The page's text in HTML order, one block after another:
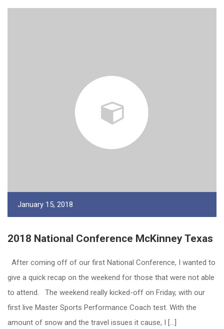
January 15, 2018
2018 National Conference McKinney Texas
After coming off of our first National Conference, I wanted to
give a quick recap on the weekend for those that were not able
to attend. The weekend really kicked-off on Friday, with our
first live Master Sports Performance Coach test. With the
amount of snow and the travel issues it cause, I […]